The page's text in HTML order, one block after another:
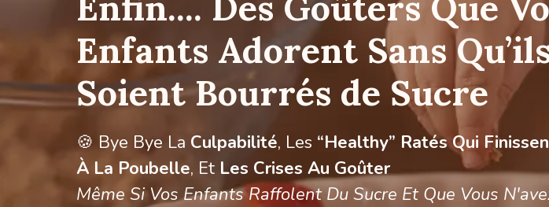
Enfants Adorent Sans
Soient Bourrés de Sucre
🍪 Bye Bye La Culpabilité, Les “Healthy” Ratés Qui
À La Poubelle, Et Les Crises Au Goûter
Même Si Vos Enfants Raffolent Du Sucre Et Que Vous